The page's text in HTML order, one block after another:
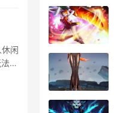
闲
和